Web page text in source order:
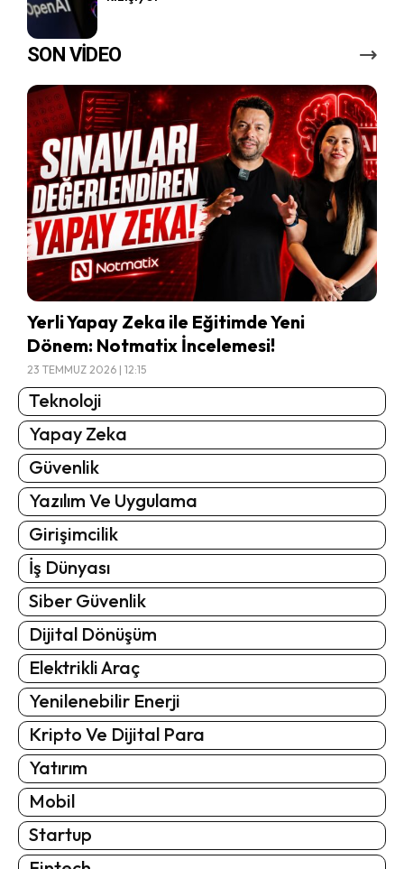
SON VİDEO
Yerli Yapay Zeka ile Eğitimde Yeni
Dönem: Notmatix İncelemesi!
23 TEMMUZ 2026 | 12:15
Teknoloji
Yapay Zeka
Güvenlik
Yazılım Ve Uygulama
Girişimcilik
İş Dünyası
Siber Güvenlik
Dijital Dönüşüm
Elektrikli Araç
Yenilenebilir Enerji
Kripto Ve Dijital Para
Yatırım
Mobil
Startup